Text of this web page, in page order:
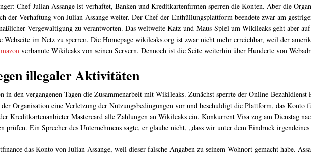
Chef Julian Assange ist verhaftet, Banken und Kreditkartenfirmen sperren die Konten. Aber die
der Verhaftung von Julian Assange weiter. Der Chef der Enthüllungsplattform beendete zwar am
Vergewaltigung zu verantworten. Das weltweite Katz-und-Maus-Spiel um Wikileaks geht aber
Webseite im Netz zu sperren. Die Homepage wikileaks.org ist zwar nicht mehr erreichbar, weil der
verbannte Wikileaks von seinen Servern. Dennoch ist die Seite weiterhin über Hunderte von
illegaler Aktivitäten
den vergangenen Tagen die Zusammenarbeit mit Wikileaks. Zunächst sperrte der Online-Bezahldienst
Organisation eine Verletzung der Nutzungsbedingungen vor und beschuldigt die Plattform, das
Kreditkartenanbieter Mastercard alle Zahlungen an Wikileaks ein. Konkurrent Visa zog am Dienstag
prüfen. Ein Sprecher des Unternehmens sagte, er glaube nicht, „dass wir unter dem Eindruck
das Konto von Julian Assange, weil dieser falsche Angaben zu seinem Wohnort gemacht habe.